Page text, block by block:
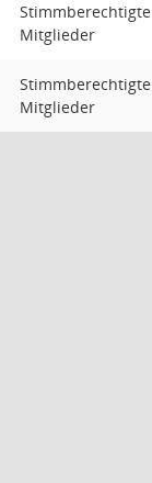
Stimmberechtigte
Mitglieder
Stimmberechtigte
Mitglieder